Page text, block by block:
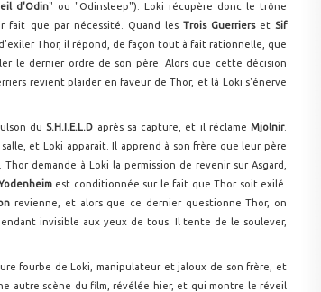
d'Odin" ou "Odinsleep"). Loki récupère donc le trône
fait que par nécessité. Quand les Trois Guerrierset Sif
Thor, il répond, de façon tout à fait rationnelle, que
le dernier ordre de son père. Alors que cette décision
revient plaider en faveur de Thor, et là Loki s'énerve
du S.H.I.E.L.D après sa capture, et il réclameMjolnir.
et Loki apparait. Il apprend à son frère que leur père
demande à Loki la permission de revenir sur Asgard,
est conditionnée sur le fait que Thor soit exilé.
revienne, et alors que ce dernier questionne Thor, on
invisible aux yeux de tous. Il tente de le soulever,
fourbe de Loki, manipulateur et jaloux de son frère, et
autre scène du film, révélée hier, et qui montre le réveil